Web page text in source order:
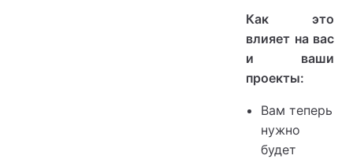
Как это
влияет на вас
и ваши
проекты:
Вам теперь
нужно
будет